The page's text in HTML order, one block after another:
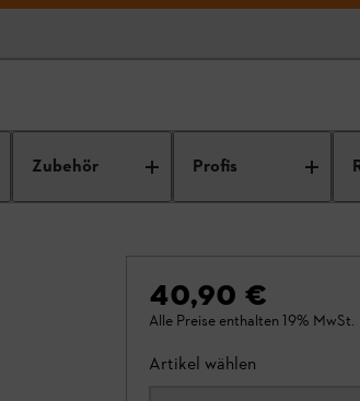
Zubehör Profis
40,90 €
Alle Preise enthalten 19% MwSt.
Artikel wählen